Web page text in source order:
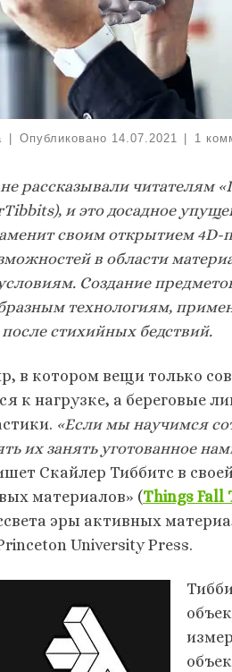
Опубликовано 14.07.2021 1
рассказывали читателям
и это досадное
своим открытием4D-
в области
Создание
технологиям,
после стихийных бедствий.
в котором вещи только
к нагрузке, а береговые
«Если мы научимся
их занять уготованное
Скайлер Тиббитс в
материалов» (Things Fall
эры активных
University Press.